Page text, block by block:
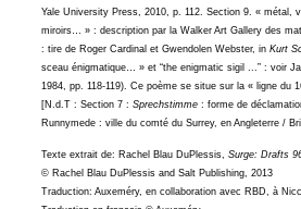
Yale University Press, 2010, p. 112. Section 9. « métal,
miroirs… » : description par la Walker Art Gallery des
: tire de Roger Cardinal et Gwendolen Webster, in Kurt
sceau énigmatique… » et “the enigmatic sigil ...” : voir
1984, pp. 118-119). Ce poème se situe sur la « ligne du
[N.d.T : Section 7 : Sprechstimme : forme de
Runnymede : ville du comté du Surrey, en Angleterre /
Texte extrait de: Rachel Blau DuPlessis, Surge: Drafts
© Rachel Blau DuPlessis and Salt Publishing, 2013
Traduction: Auxeméry, en collaboration avec RBD, à